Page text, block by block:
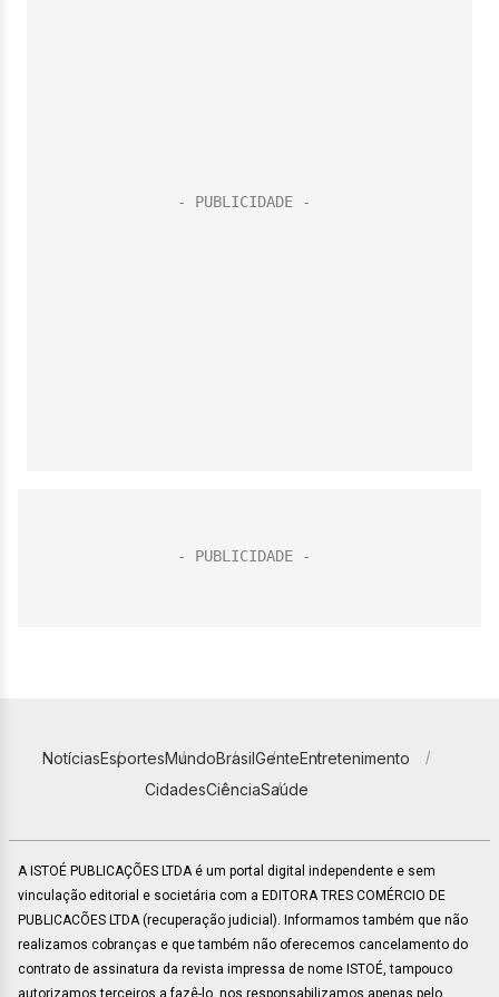
NotíciasEsportesMundoBrasilGenteEntretenimento
CidadesCiênciaSaúde
A ISTOÉ PUBLICAÇÕES LTDA é um portal digital independente e sem
vinculação editorial e societária com a EDITORA TRES COMÉRCIO DE
PUBLICACÕES LTDA (recuperação judicial). Informamos também que não
realizamos cobranças e que também não oferecemos cancelamento do
contrato de assinatura da revista impressa de nome ISTOÉ, tampouco
autorizamos terceiros a fazê-lo, nos responsabilizamos apenas pelo